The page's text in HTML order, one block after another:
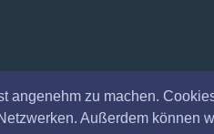
zu machen.
Außerdem können